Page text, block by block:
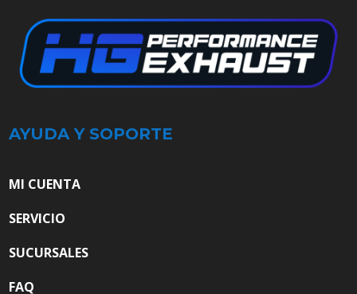
AYUDA Y SOPORTE
MI CUENTA
SERVICIO
SUCURSALES
FAQ